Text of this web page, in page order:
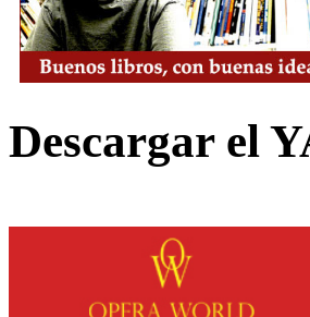
Descargar el